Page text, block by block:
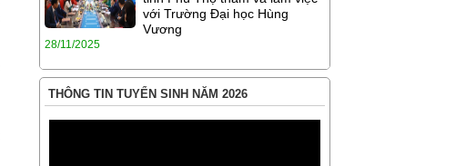
với Trường Đại học Hùng
Vương
28/11/2025
THÔNG TIN TUYỂN SINH NĂM 2026